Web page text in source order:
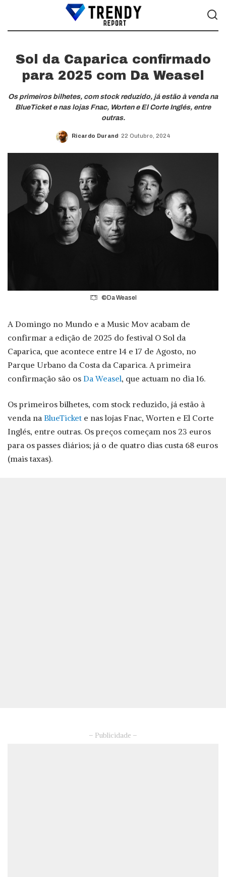
Sol da Caparica confirmado
para 2025 com Da Weasel
Os primeiros bilhetes, com stock reduzido, já estão à venda na
BlueTicket e nas lojas Fnac, Worten e El Corte Inglés, entre
outras.
Posted
Ricardo Durand 22 Outubro, 2024
©Da Weasel
A Domingo no Mundo e a Music Mov acabam de
confirmar a edição de 2025 do festival O Sol da
Caparica, que acontece entre 14 e 17 de Agosto, no
Parque Urbano da Costa da Caparica. A primeira
confirmação são os Da Weasel, que actuam no dia 16.
Os primeiros bilhetes, com stock reduzido, já estão à
venda na BlueTicket e nas lojas Fnac, Worten e El Corte
Inglés, entre outras. Os preços começam nos 23 euros
para os passes diários; já o de quatro dias custa 68 euros
(mais taxas).
– Publicidade –